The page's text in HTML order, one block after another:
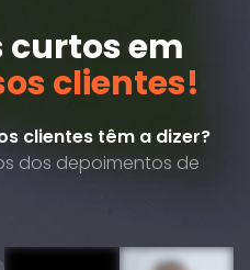
curtos em
clientes!
clientes têm a dizer?
dos depoimentos de